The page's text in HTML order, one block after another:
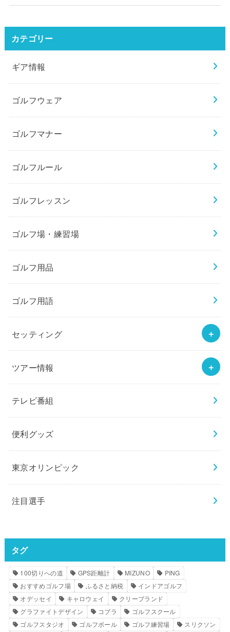
カテゴリー
ギア情報
ゴルフウェア
ゴルフマナー
ゴルフルール
ゴルフレッスン
ゴルフ場・練習場
ゴルフ用品
ゴルフ用語
セッティング
ツアー情報
テレビ番組
便利グッズ
東京オリンピック
注目選手
タグ
100切りへの道 GPS距離計 MIZUNO
PING
おすすめゴルフ場
ふるさと納税
インドアゴルフ
オデッセイ
キャロウェイ
クリーブランド
グラファイトデザイン
コブラ
ゴルフスクール
ゴルフスタジオ
ゴルフボール ゴルフ練習場 スリクソン